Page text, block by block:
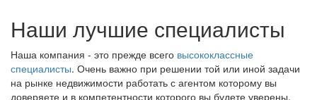
Наши лучшие специалисты
Наша компания - это прежде всего высококлассные
специалисты. Очень важно при решении той или иной задачи
на рынке недвижимости работать с агентом которому вы
доверяете и в компетентности которого вы будете уверены.